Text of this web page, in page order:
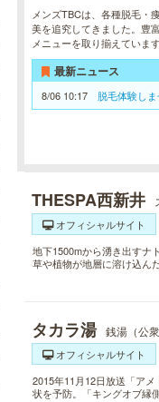
メンズTBCは、各種脱毛・
美を追究してきました。豊
メニューを取り揃えていま
最新ニュース
8/06 10:17 脱毛体験し
THESPA西新井
オフィシャルサイト
地下1500mから湧き出すナ
草や植物が地層に溶け込ん
タカラ湯 銭湯（公
オフィシャルサイト
2015年11月12日放送「ア
状を予防。「キングオブ縁